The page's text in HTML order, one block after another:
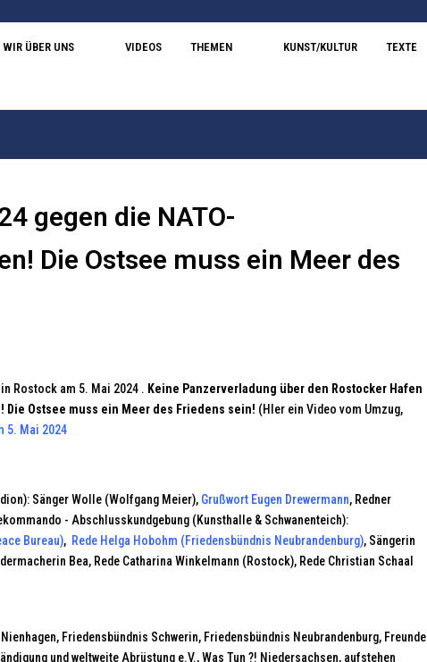
WIR ÜBER UNS VIDEOS THEMEN KUNST/KULTUR TEXTE
gegen die NATO-
Die Ostsee muss ein Meer des
Rostock am 5. Mai 2024 . Keine Panzerverladung über den Rostocker Hafen
Die Ostsee muss ein Meer des Friedens sein! (HIer ein Video vom Umzug,
5. Mai 2024
Sänger Wolle (Wolfgang Meier), Grußwort Eugen Drewermann, Redner
- Abschlusskundgebung (Kunsthalle & Schwanenteich):
Bureau), Rede Helga Hobohm (Friedensbündnis Neubrandenburg), Sängerin
Bea, Rede Catharina Winkelmann (Rostock), Rede Christian Schaal
Friedensbündnis Schwerin, Friedensbündnis Neubrandenburg, Freunde
und weltweite Abrüstung e.V., Was Tun ?! Niedersachsen, aufstehen